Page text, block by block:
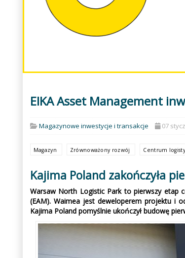
EIKA Asset Management
Magazynowe inwestycje i transakcje 07
Magazyn Zrównoważony rozwój Centrum
Kajima Poland zakończyła
Warsaw North Logistic Park to pierwszy etap
(EAM). Waimea jest deweloperem projektu i
Kajima Poland pomyślnie ukończył budowę